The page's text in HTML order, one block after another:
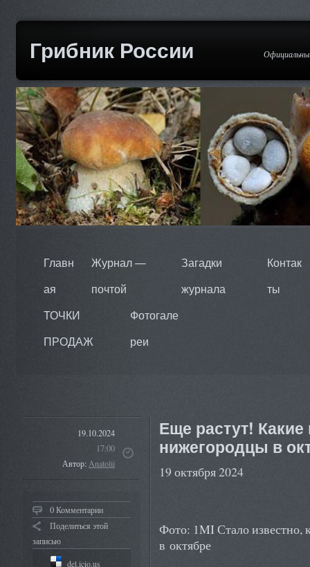
Грибник России
Главн
ая
Журнал —
почтой
Загадки
журнала
Контак
ты
ТОЧКИ
ПРОДАЖ
Фотогале
реи
19.10.2024
17:00
Автор:Anatolii
0 Комментарии
Поделиться этой
записью
del.icio.us
Еще растут!
нижегородцы в
19 октября 2024
Фото: 1MI Стало известно,
в октябре